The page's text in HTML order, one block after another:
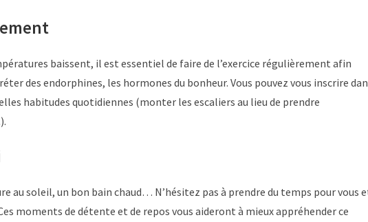
baissent, il est essentiel de faire de l’exercice régulièrement afin
des endorphines, les hormones du bonheur. Vous pouvez vous inscrire
habitudes quotidiennes (monter les escaliers au lieu de prendre
au soleil, un bon bain chaud… N’hésitez pas à prendre du temps pour vous
moments de détente et de repos vous aideront à mieux appréhender ce